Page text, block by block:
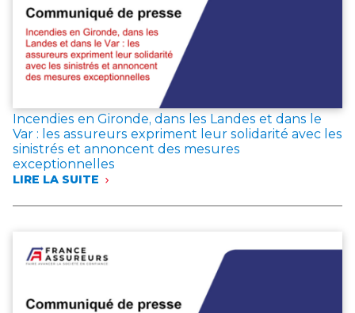
2026,
LES
ÉPARGNANTS
MAINTIENNENT
LEUR
CONFIANCE
L’ASSURANCE
VIE
Incendies en Gironde, dans les Landes et dans le
Var : les assureurs expriment leur solidarité avec les
sinistrés et annoncent des mesures
exceptionnelles
LIRE LA SUITE
:
LES
DANS